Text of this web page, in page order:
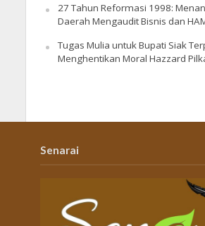
27 Tahun Reformasi 1998:
Daerah Mengaudit Bisnis dan
Tugas Mulia untuk Bupati Siak
Menghentikan Moral Hazzard
Senarai